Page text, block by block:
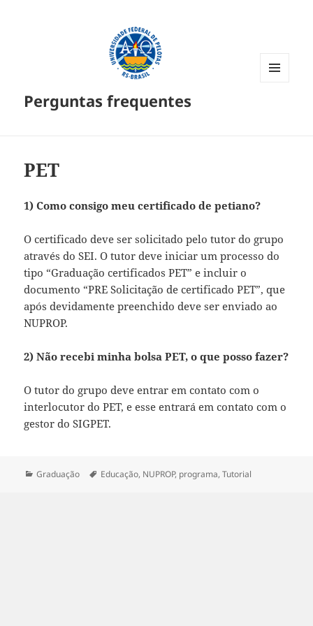
Perguntas frequentes
PET
1) Como consigo meu certificado de petiano?
O certificado deve ser solicitado pelo tutor do grupo
através do SEI. O tutor deve iniciar um processo do
tipo “Graduação certificados PET” e incluir o
documento “PRE Solicitação de certificado PET”, que
após devidamente preenchido deve ser enviado ao
NUPROP.
2) Não recebi minha bolsa PET, o que posso fazer?
O tutor do grupo deve entrar em contato com o
interlocutor do PET, e esse entrará em contato com o
gestor do SIGPET.
Categorias
Graduação Tags
Educação, NUPROP, programa,Tutorial